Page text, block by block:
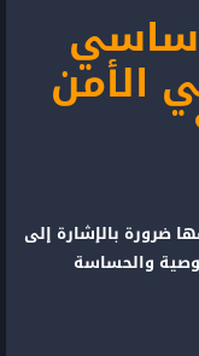
الأمن
ضرورة بالإشارة إلى
والحساسة